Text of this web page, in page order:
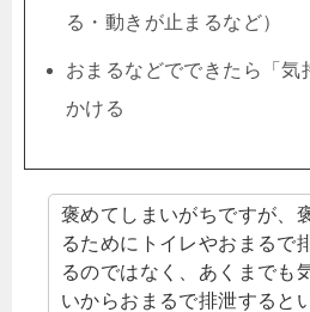
る・動きが止まるなど）
おまるなどでできたら「気
かける
褒めてしまいがちですが、
るためにトイレやおまるで
るのではなく、あくまでも
いからおまるで排泄すると